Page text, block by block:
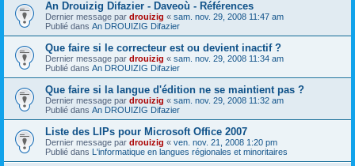
An Drouizig Difazier - Daveoù - Références
Dernier message par drouizig « sam. nov. 29, 2008 11:47 am
Publié dans An DROUIZIG Difazier
Que faire si le correcteur est ou devient inactif ?
Dernier message par drouizig « sam. nov. 29, 2008 11:34 am
Publié dans An DROUIZIG Difazier
Que faire si la langue d'édition ne se maintient pas ?
Dernier message par drouizig « sam. nov. 29, 2008 11:32 am
Publié dans An DROUIZIG Difazier
Liste des LIPs pour Microsoft Office 2007
Dernier message par drouizig « ven. nov. 21, 2008 1:20 pm
Publié dans L'informatique en langues régionales et minoritaires